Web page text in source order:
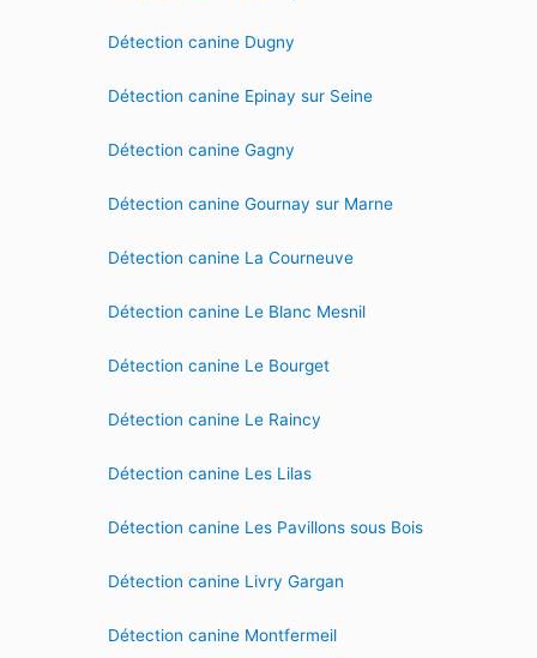
Détection canine Dugny
Détection canine Epinay sur Seine
Détection canine Gagny
Détection canine Gournay sur Marne
Détection canine La Courneuve
Détection canine Le Blanc Mesnil
Détection canine Le Bourget
Détection canine Le Raincy
Détection canine Les Lilas
Détection canine Les Pavillons sous Bois
Détection canine Livry Gargan
Détection canine Montfermeil